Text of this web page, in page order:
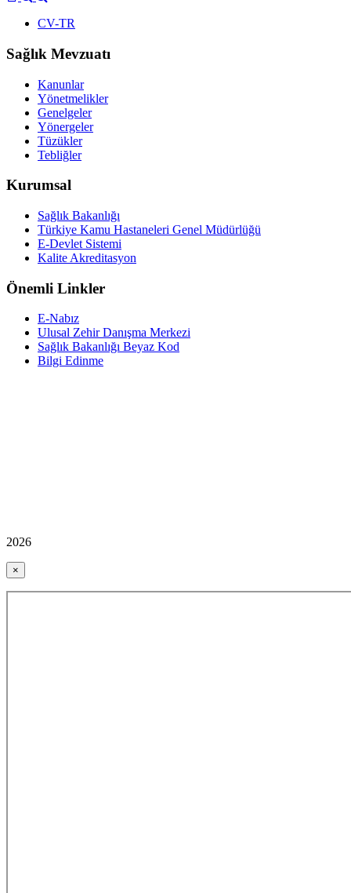
CV-TR
Sağlık Mevzuatı
Kanunlar
Yönetmelikler
Genelgeler
Yönergeler
Tüzükler
Tebliğler
Kurumsal
Sağlık Bakanlığı
Türkiye Kamu Hastaneleri Genel Müdürlüğü
E-Devlet Sistemi
Kalite Akreditasyon
Önemli Linkler
E-Nabız
Ulusal Zehir Danışma Merkezi
Sağlık Bakanlığı Beyaz Kod
Bilgi Edinme
2026
×